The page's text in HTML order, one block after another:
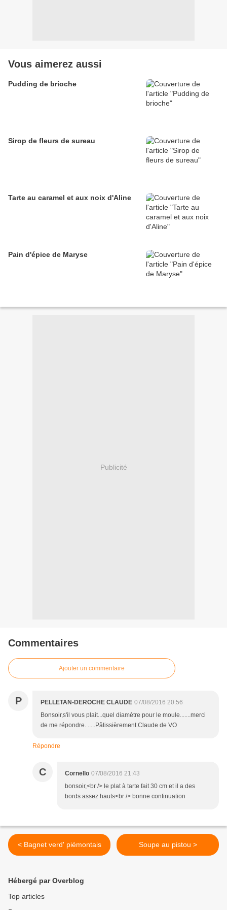
Vous aimerez aussi
Pudding de brioche
Sirop de fleurs de sureau
Tarte au caramel et aux noix d'Aline
Pain d'épice de Maryse
Publicité
Commentaires
Ajouter un commentaire
P PELLETAN-DEROCHE CLAUDE 07/08/2016 20:56
Bonsoir,s'il vous plait...quel diamètre pour le moule.......merci
de me répondre. .....Pâtissièrement.Claude de VO
Répondre
C Cornello 07/08/2016 21:43
bonsoir,<br /> le plat à tarte fait 30 cm et il a des
bords assez hauts<br /> bonne continuation
< Bagnet verd' piémontais Soupe au pistou >
Hébergé par Overblog
Top articles